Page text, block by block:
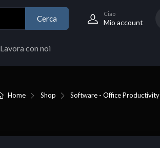
Cerca
Ciao
Mio account
Lavora con noi
Home Shop Software - Office Productivity